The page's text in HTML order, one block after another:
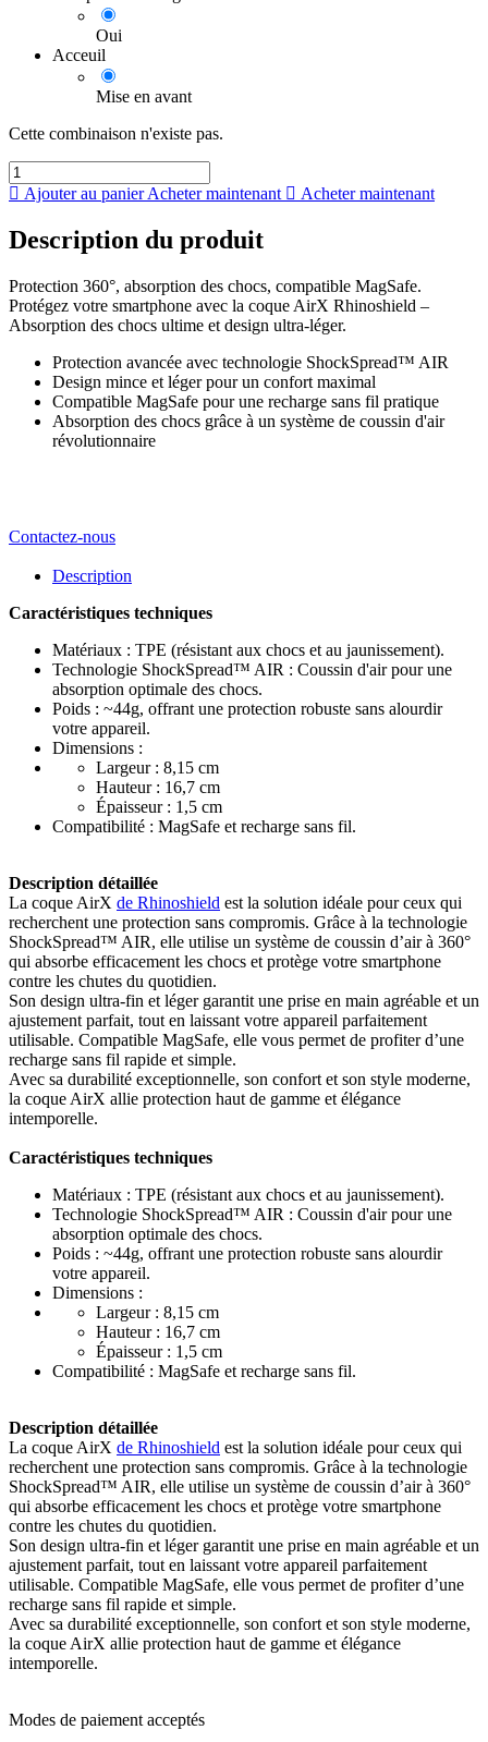
Oui
Acceuil
Mise en avant
Cette combinaison n'existe pas.
Ajouter au panierAcheter maintenant Acheter maintenant
Description du produit
Protection 360°, absorption des chocs, compatible MagSafe.
Protégez votre smartphone avec la coque AirX Rhinoshield –
Absorption des chocs ultime et design ultra-léger.
Protection avancée avec technologie ShockSpread™ AIR
Design mince et léger pour un confort maximal
Compatible MagSafe pour une recharge sans fil pratique
Absorption des chocs grâce à un système de coussin d'air
révolutionnaire
Contactez-nous
Description
Caractéristiques techniques
Matériaux : TPE (résistant aux chocs et au jaunissement).
Technologie ShockSpread™ AIR : Coussin d'air pour une
absorption optimale des chocs.
Poids : ~44g, offrant une protection robuste sans alourdir
votre appareil.
Dimensions :
Largeur : 8,15 cm
Hauteur : 16,7 cm
Épaisseur : 1,5 cm
Compatibilité : MagSafe et recharge sans fil.
Description détaillée
La coque AirX de Rhinoshield est la solution idéale pour ceux qui
recherchent une protection sans compromis. Grâce à la technologie
ShockSpread™ AIR, elle utilise un système de coussin d’air à 360°
qui absorbe efficacement les chocs et protège votre smartphone
contre les chutes du quotidien.
Son design ultra-fin et léger garantit une prise en main agréable et un
ajustement parfait, tout en laissant votre appareil parfaitement
utilisable. Compatible MagSafe, elle vous permet de profiter d’une
recharge sans fil rapide et simple.
Avec sa durabilité exceptionnelle, son confort et son style moderne,
la coque AirX allie protection haut de gamme et élégance
intemporelle.
Caractéristiques techniques
Matériaux : TPE (résistant aux chocs et au jaunissement).
Technologie ShockSpread™ AIR : Coussin d'air pour une
absorption optimale des chocs.
Poids : ~44g, offrant une protection robuste sans alourdir
votre appareil.
Dimensions :
Largeur : 8,15 cm
Hauteur : 16,7 cm
Épaisseur : 1,5 cm
Compatibilité : MagSafe et recharge sans fil.
Description détaillée
La coque AirX de Rhinoshield est la solution idéale pour ceux qui
recherchent une protection sans compromis. Grâce à la technologie
ShockSpread™ AIR, elle utilise un système de coussin d’air à 360°
qui absorbe efficacement les chocs et protège votre smartphone
contre les chutes du quotidien.
Son design ultra-fin et léger garantit une prise en main agréable et un
ajustement parfait, tout en laissant votre appareil parfaitement
utilisable. Compatible MagSafe, elle vous permet de profiter d’une
recharge sans fil rapide et simple.
Avec sa durabilité exceptionnelle, son confort et son style moderne,
la coque AirX allie protection haut de gamme et élégance
intemporelle.
Modes de paiement acceptés